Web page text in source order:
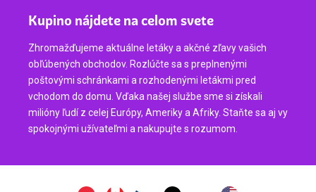
Kupino nájdete na celom svete
Zhromažďujeme aktuálne letáky a akčné zľavy vašich
obľúbených obchodov. Rozlúčte sa s preplnenými
poštovými schránkami a rozhodenými letákmi pred
vchodom do domu. Vďaka našej službe sme si získali
milióny ľudí z celej Európy, Ameriky a Afriky. Staňte sa aj vy
spokojnými užívateľmi a nakupujte s rozumom.